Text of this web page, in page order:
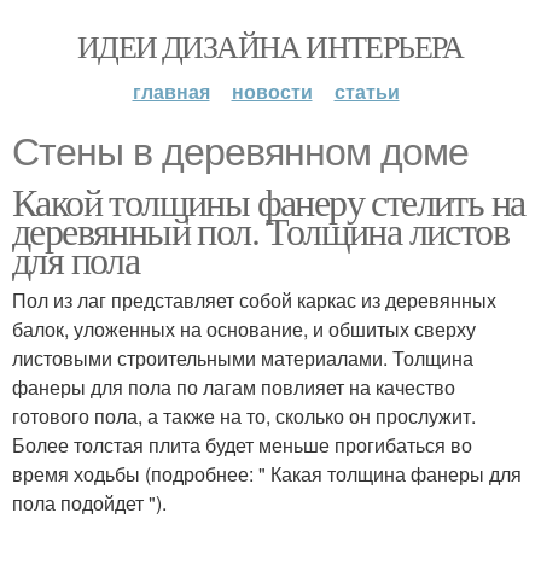
ИДЕИ ДИЗАЙНА ИНТЕРЬЕРА
главная новости статьи
Стены в деревянном доме
Какой толщины фанеру стелить на
деревянный пол. Толщина листов
для пола
Пол из лаг представляет собой каркас из деревянных
балок, уложенных на основание, и обшитых сверху
листовыми строительными материалами. Толщина
фанеры для пола по лагам повлияет на качество
готового пола, а также на то, сколько он прослужит.
Более толстая плита будет меньше прогибаться во
время ходьбы (подробнее: " Какая толщина фанеры для
пола подойдет ").